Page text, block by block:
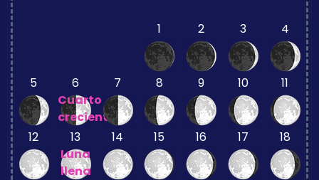
1 2 3 4
5
6
Cuarto
creciente
7 8 9 10 11
12
13
Luna
llena
14 15 16 17 18